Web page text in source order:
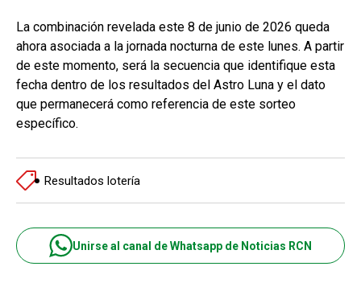
La combinación revelada este 8 de junio de 2026 queda
ahora asociada a la jornada nocturna de este lunes. A partir
de este momento, será la secuencia que identifique esta
fecha dentro de los resultados del Astro Luna y el dato
que permanecerá como referencia de este sorteo
específico.
Resultados lotería
Unirse al canal de Whatsapp de Noticias RCN